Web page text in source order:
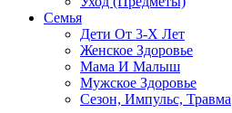
Семья
Дети От 3-Х Лет
Женское Здоровье
Мама И Малыш
Мужское Здоровье
Сезон, Импульс, Травма